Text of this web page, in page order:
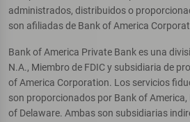
administrados, distribuidos o
son afiliadas de Bank of America
Bank of America Private Bank es una
N.A., Miembro de FDIC y subsidiaria de
of America Corporation. Los servicios
son proporcionados por Bank of America,
of Delaware. Ambas son subsidiarias